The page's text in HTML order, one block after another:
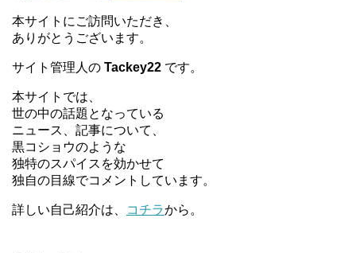
本サイトにご訪問いただき、
ありがとうございます。
サイト管理人の Tackey22 です。
本サイトでは、
世の中の話題となっている
ニュース、記事について、
黒コショウのような
独特のスパイスを効かせて
独自の目線でコメントしています。
詳しい自己紹介は、 コチラから。